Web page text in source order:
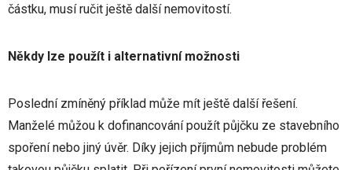
částku, musí ručit ještě další nemovitostí.
Někdy lze použít i alternativní možnosti
Poslední zmíněný příklad může mít ještě další řešení.
Manželé můžou k dofinancování použít půjčku ze stavebního
spoření nebo jiný úvěr. Díky jejich příjmům nebude problém